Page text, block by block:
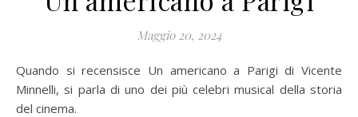
Maggio 20, 2024
Quando si recensisce Un americano a Parigi di Vicente
Minnelli, si parla di uno dei più celebri musical della storia
del cinema.